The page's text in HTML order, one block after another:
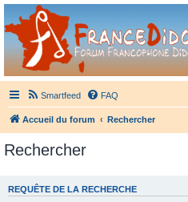
France Didgeridoo
Didgeridoo et Guimbarde sur France
Smartfeed FAQ
Accueil du forum Rechercher
Rechercher
REQUÊTE DE LA RECHERCHE